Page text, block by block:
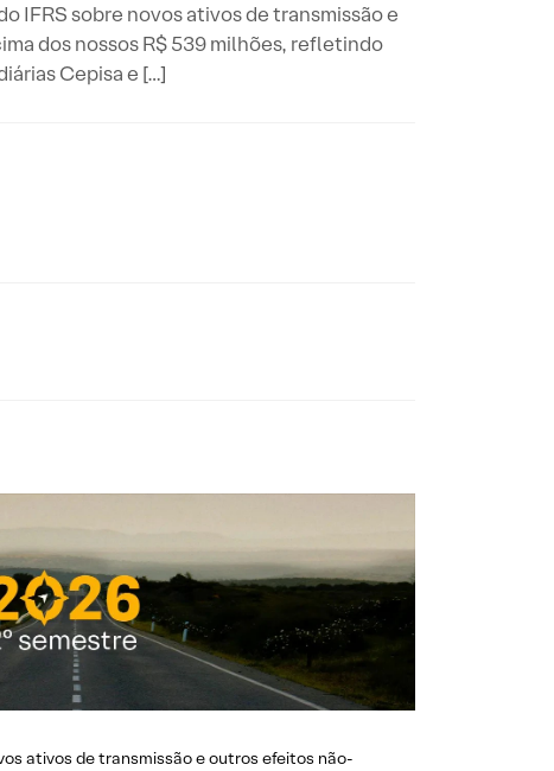
IFRS sobre novos ativos de transmissão e
dos nossos R$ 539 milhões, refletindo
Cepisa e […]
ativos de transmissão e outros efeitos não-